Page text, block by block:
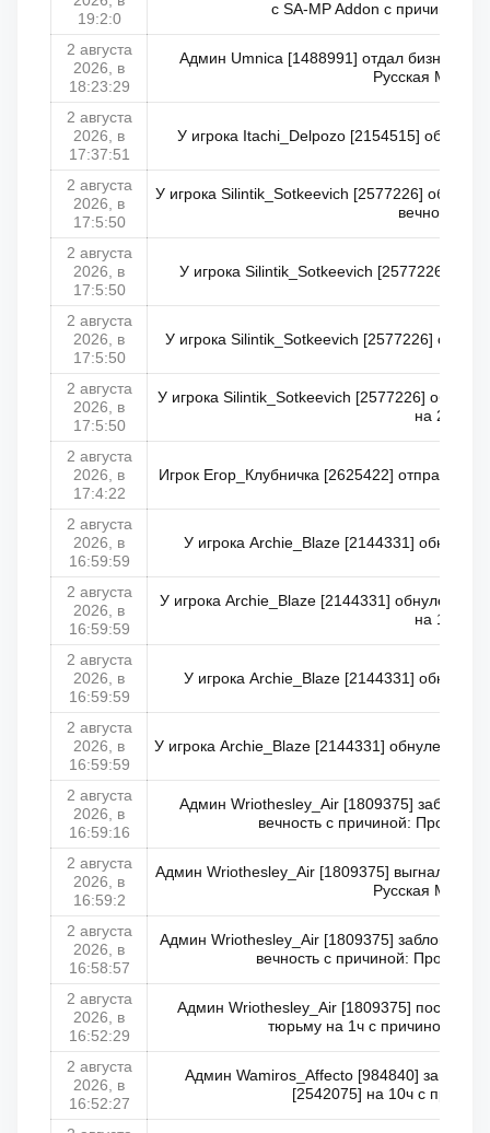
19:2:0
с SA-MP Addon с причиной:
2 августа
2026, в
18:23:29
Админ Umnica [1488991] отдал бизнес
Русская Мафия
2 августа
2026, в
17:37:51
У игрока Itachi_Delpozo [2154515]
2 августа
2026, в
17:5:50
У игрока Silintik_Sotkeevich [2577226]
вечность
2 августа
2026, в
17:5:50
У игрока Silintik_Sotkeevich [2577226]
2 августа
2026, в
17:5:50
У игрока Silintik_Sotkeevich [2577226]
2 августа
2026, в
17:5:50
У игрока Silintik_Sotkeevich [2577226]
на 2
2 августа
2026, в
17:4:22
Игрок Егор_Клубничка [2625422] отправлен
2 августа
2026, в
16:59:59
У игрока Archie_Blaze [2144331]
2 августа
2026, в
16:59:59
У игрока Archie_Blaze [2144331] обнулено
на 1
2 августа
2026, в
16:59:59
У игрока Archie_Blaze [2144331] обнулено
2 августа
2026, в
16:59:59
У игрока Archie_Blaze [2144331] обнулено
2 августа
2026, в
16:59:16
Админ Wriothesley_Air [1809375]
вечность с причиной: Продан/
2 августа
2026, в
16:59:2
Админ Wriothesley_Air [1809375] выгнал
Русская Мафия
2 августа
2026, в
16:58:57
Админ Wriothesley_Air [1809375]
вечность с причиной: Продан/
2 августа
2026, в
16:52:29
Админ Wriothesley_Air [1809375] посадил
тюрьму на 1ч с причиной:
2 августа
2026, в
16:52:27
Админ Wamiros_Affecto [984840]
[2542075] на 10ч с